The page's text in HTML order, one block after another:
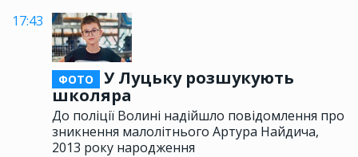
17:43
ФОТО
У Луцьку розшукують
школяра
До поліції Волині надійшло повідомлення про
зникнення малолітнього Артура Найдича,
2013 року народження